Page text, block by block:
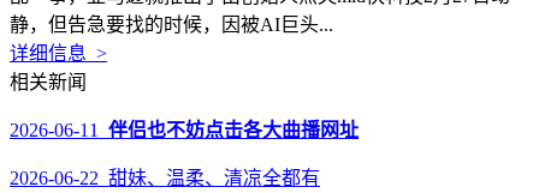
静，但告急要找的时候，因被AI巨头...
详细信息 >
相关新闻
2026-06-11 伴侣也不妨点击各大曲播网址
2026-06-22 甜妹、温柔、清凉全都有